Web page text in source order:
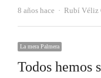
8 años hace Autor
Rubí Véliz
La mera Palmera
Todos hemos